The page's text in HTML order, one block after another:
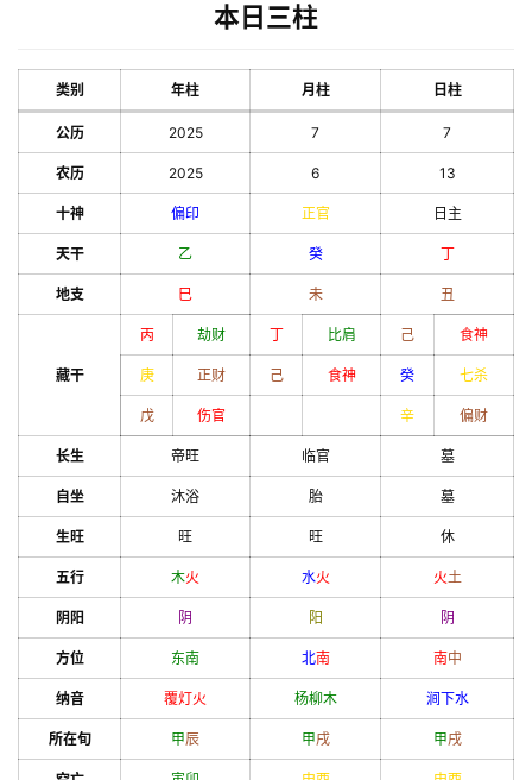
本日三柱
类别 年柱 月柱 日柱
公历 2025 7 7
农历 2025 6 13
十神 偏印 正官 日主
天干 乙 癸 丁
地支 巳 未 丑
藏干
丙 劫财 丁 比肩 己 食神
庚 正财 己 食神 癸 七杀
戊 伤官 辛 偏财
长生 帝旺 临官 墓
自坐 沐浴 胎 墓
生旺 旺 旺 休
五行 木火 水火 火土
阴阳 阴 阳 阴
方位 东南 北南 南中
纳音 覆灯火 杨柳木 涧下水
所在旬 甲辰 甲戌 甲戌